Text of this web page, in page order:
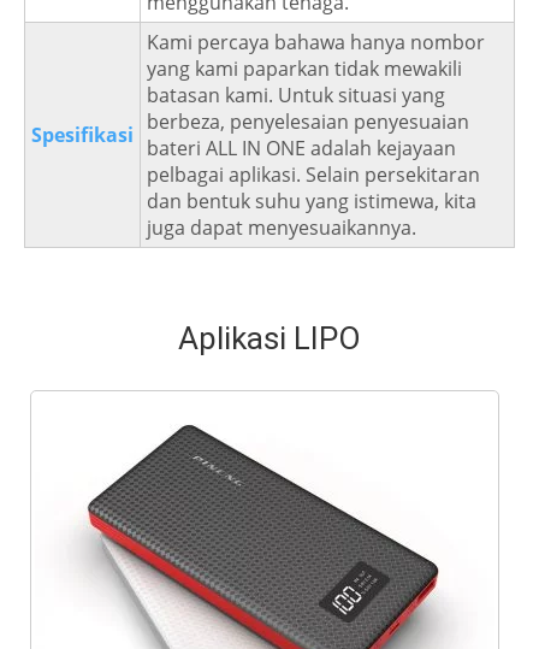
Spesifikasi
Kami percaya bahawa hanya nombor
yang kami paparkan tidak mewakili
batasan kami. Untuk situasi yang
berbeza, penyelesaian penyesuaian
bateri ALL IN ONE adalah kejayaan
pelbagai aplikasi. Selain persekitaran
dan bentuk suhu yang istimewa, kita
juga dapat menyesuaikannya.
Aplikasi LIPO